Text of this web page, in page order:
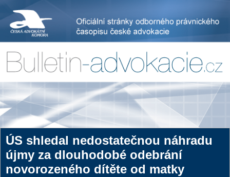
ÚS shledal nedostatečnou náhradu
újmy za dlouhodobé odebrání
novorozeného dítěte od matky